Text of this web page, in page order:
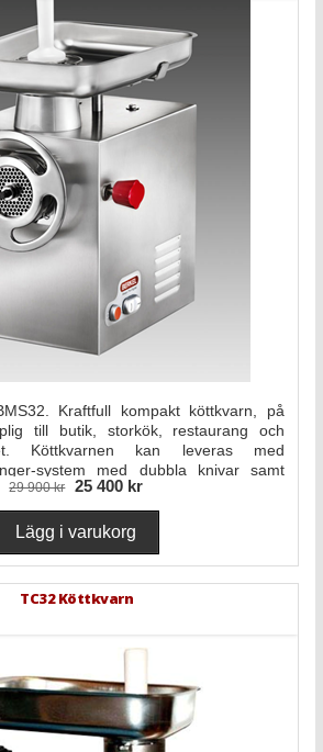
Kraftfull kompakt köttkvarn, på
till butik, storkök, restaurang och
Köttkvarnen kan leveras med
system med dubbla knivar samt
29 900 kr 25 400 kr
TC32 Köttkvarn